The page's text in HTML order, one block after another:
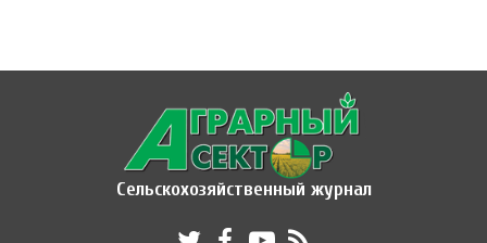
Сельскохозяйственный журнал